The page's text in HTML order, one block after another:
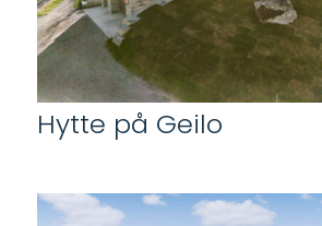
Hytte på Geilo